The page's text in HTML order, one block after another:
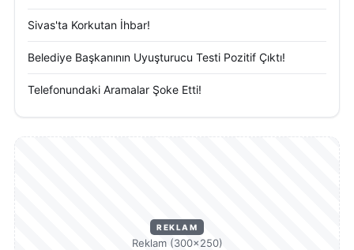
Sivas'ta Korkutan İhbar!
Belediye Başkanının Uyuşturucu Testi Pozitif Çıktı!
Telefonundaki Aramalar Şoke Etti!
REKLAM
Reklam (300×250)